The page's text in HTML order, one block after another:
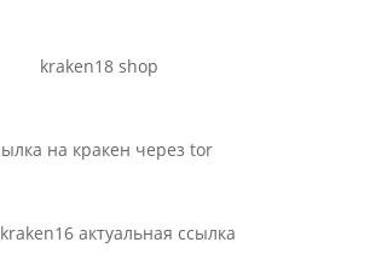
kraken18 shop
на кракен через tor
актуальная ссылка